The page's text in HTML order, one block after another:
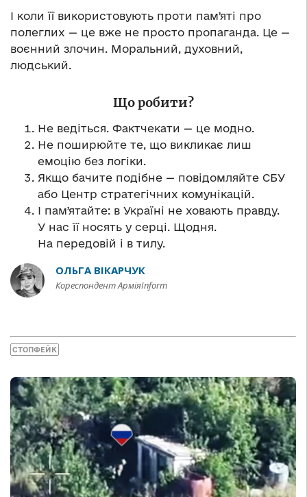
І коли її використовують проти памʼяті про
полеглих — це вже не просто пропаганда. Це —
воєнний злочин. Моральний, духовний,
людський.
Що робити?
Не ведіться. Фактчекати — це модно.
Не поширюйте те, що викликає лиш
емоцію без логіки.
Якщо бачите подібне — повідомляйте СБУ
або Центр стратегічних комунікацій.
І памʼятайте: в Україні не ховають правду.
У нас її носять у серці. Щодня.
На передовій і в тилу.
ОЛЬГА ВІКАРЧУК
Кореспондент АрміяInform
СТОПФЕЙК